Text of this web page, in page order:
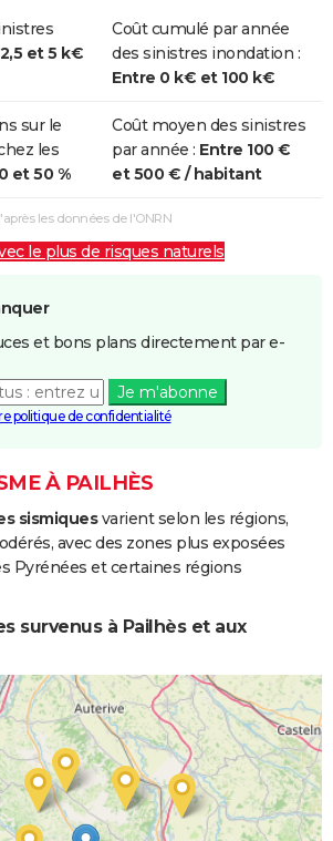
2000 10/06/2000 1 j Oui
1993 25/09/1993 5 j Oui
1982 10/11/1982 5 j
et 5 k€
Coût cumulé par année
des sinistres inondation :
Entre 0 k€ et 100 k€
sur le
les
et 50 %
Coût moyen des sinistres
par année : Entre 100 €
et 500 € / habitant
les données de l'ONRN
le plus de risques naturels
et bons plans directement par e-
Je m'abonne
politique de confidentialité
À PAILHÈS
sismiquesvarient selon les régions,
avec des zones plus exposées
Pyrénées et certaines régions
survenus à Pailhès et aux